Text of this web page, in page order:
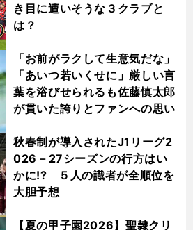
き目に遭いそうな３クラブと
は？
「お前がラクして生意気だな」
「あいつ若いくせに」厳しい言
葉を浴びせられるも佐藤慎太郎
が貫いた誇りとファンへの思い
秋春制が導入されたJ1リーグ2
026－27シーズンの行方はい
かに!? ５人の識者が全順位を
大胆予想
【夏の甲子園2026】聖隷クリ